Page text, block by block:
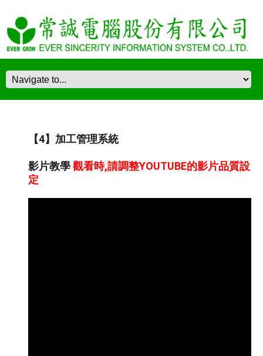
【4】加工管理系統
影片教學觀看時,請調整YOUTUBE的影片品質設
定